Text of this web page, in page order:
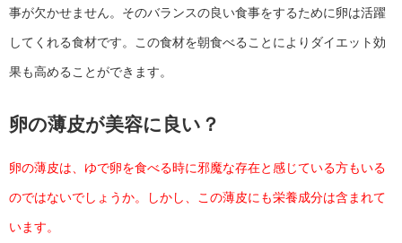
事が欠かせません。そのバランスの良い食事をするために卵は活躍
してくれる食材です。この食材を朝食べることによりダイエット効
果も高めることができます。
卵の薄皮が美容に良い？
卵の薄皮は、ゆで卵を食べる時に邪魔な存在と感じている方もいる
のではないでしょうか。しかし、この薄皮にも栄養成分は含まれて
います。